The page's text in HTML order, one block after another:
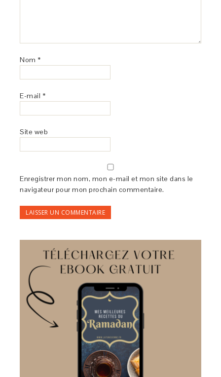
Nom *
E-mail *
Site web
Enregistrer mon nom, mon e-mail et mon site dans le
navigateur pour mon prochain commentaire.